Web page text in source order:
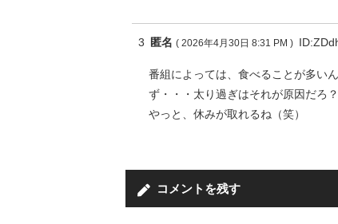
3 匿名 ( 2026年4月30日 8:31 PM )
番組によっては、食べることが多い
ず・・・太り過ぎはそれが原因だろ？
やっと、休みが取れるね（笑）
コメントを残す